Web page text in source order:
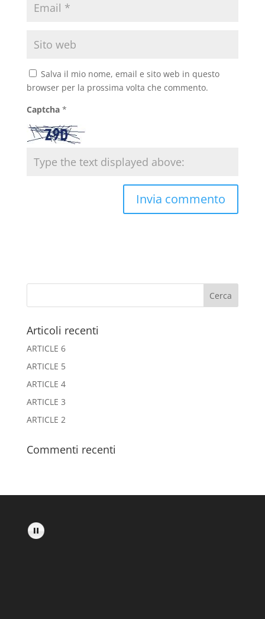
Salva il mio nome, email e sito web in questo
browser per la prossima volta che commento.
Captcha *
Articoli recenti
ARTICLE 6
ARTICLE 5
ARTICLE 4
ARTICLE 3
ARTICLE 2
Commenti recenti